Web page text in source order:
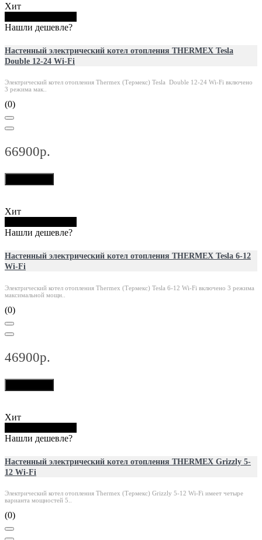
Хит
Нашли дешевле?
Настенный электрический котел отопления THERMEX Tesla
Double 12-24 Wi-Fi
Электрический котел отопления Thermex (Термекс) Tesla Double 12-24 Wi-Fi включено
3 режима мак..
(0)
66900р.
Хит
Нашли дешевле?
Настенный электрический котел отопления THERMEX Tesla 6-12
Wi-Fi
Электрический котел отопления Thermex (Термекс) Tesla 6-12 Wi-Fi включено 3 режима
максимальной мощн..
(0)
46900р.
Хит
Нашли дешевле?
Настенный электрический котел отопления THERMEX Grizzly 5-
12 Wi-Fi
Электрический котел отопления Thermex (Термекс) Grizzly 5-12 Wi-Fi имеет четыре
варианта мощностей 5..
(0)